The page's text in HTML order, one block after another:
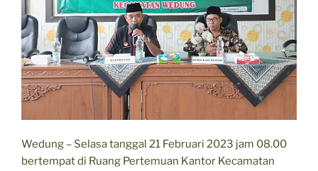
Wedung – Selasa tanggal 21 Februari 2023 jam 08.00
bertempat di Ruang Pertemuan Kantor Kecamatan